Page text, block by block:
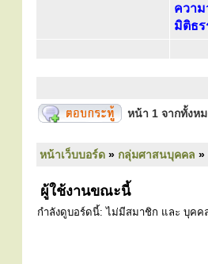
ความ
มิติธ
หน้า 1 จากทั้งห
หน้าเว็บบอร์ด » กลุ่มศาสนบุคคล »
ผู้ใช้งานขณะนี้
กำลังดูบอร์ดนี้: ไม่มีสมาชิก และ บุคค